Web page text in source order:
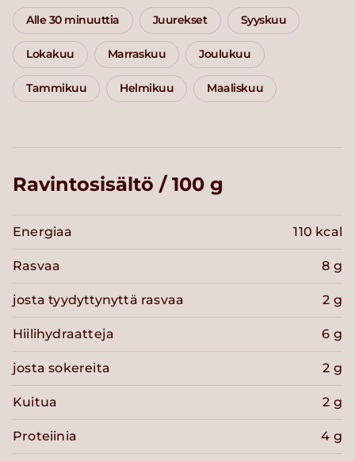
Alle 30 minuuttia Juurekset Syyskuu
Lokakuu Marraskuu Joulukuu
Tammikuu Helmikuu Maaliskuu
Ravintosisältö / 100 g
Energiaa 110 kcal
Rasvaa 8 g
josta tyydyttynyttä rasvaa 2 g
Hiilihydraatteja 6 g
josta sokereita 2 g
Kuitua 2 g
Proteiinia 4 g